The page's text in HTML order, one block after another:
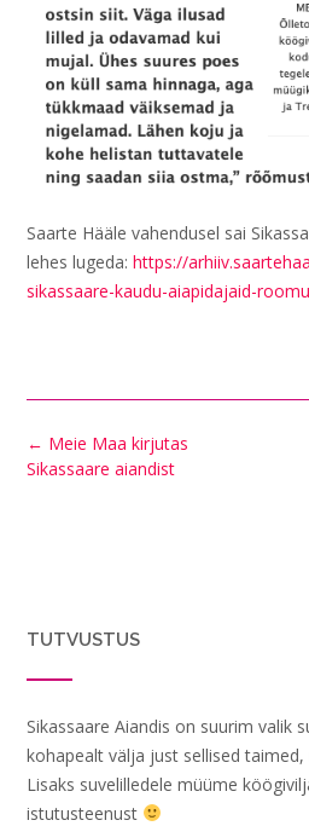
Saarte Hääle vahendusel sai
lehes lugeda: https://
sikassaare-kaudu-aiapidajaid-
Post
navigation
← Meie Maa kirjutas
Sikassaare aiandist
TUTVUSTUS
Sikassaare Aiandis on suurim valik
kohapealt välja just sellised taimed,
Lisaks suvelilledele müüme
istutusteenust